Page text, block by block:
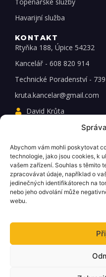
Abychom vám mohli poskytovat
technologie, jako jsou cookies, k
vašem zařízení. Souhlas s těmito
zpracovávat údaje, například o
jedinečných identifikátorech na
nebo jeho odvolání může
webu.
Havarijní služba
KONTAKT
Rtyňka 188, Úpice 54232
Kancelář - 608 820 914
Technické Poradenství -
kruta.kancelar@gmail.com
David Krůta
DIČ: CZ7707243599
MÁTE DOTAZ?
Zanechte nám Váš email a